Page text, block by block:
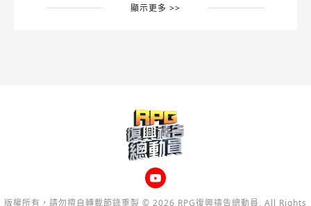
顯示更多 >>
版權所有，請勿擅自轉載節錄重製 © 2026 RPG復興禱告總動員, All Rights